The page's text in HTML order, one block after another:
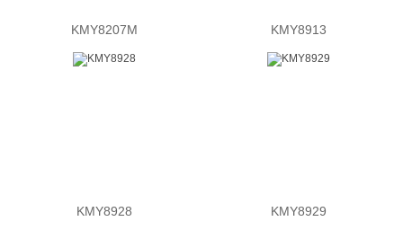
KMY8207M KMY8913
KMY8928 KMY8929